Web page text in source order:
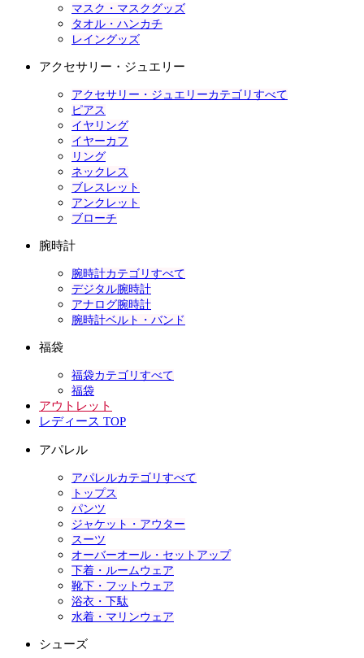
マスク・マスクグッズ
タオル・ハンカチ
レイングッズ
アクセサリー・ジュエリー
アクセサリー・ジュエリーカテゴリすべて
ピアス
イヤリング
イヤーカフ
リング
ネックレス
ブレスレット
アンクレット
ブローチ
腕時計
腕時計カテゴリすべて
デジタル腕時計
アナログ腕時計
腕時計ベルト・バンド
福袋
福袋カテゴリすべて
福袋
アウトレット
レディース TOP
アパレル
アパレルカテゴリすべて
トップス
パンツ
ジャケット・アウター
スーツ
オーバーオール・セットアップ
下着・ルームウェア
靴下・フットウェア
浴衣・下駄
水着・マリンウェア
シューズ